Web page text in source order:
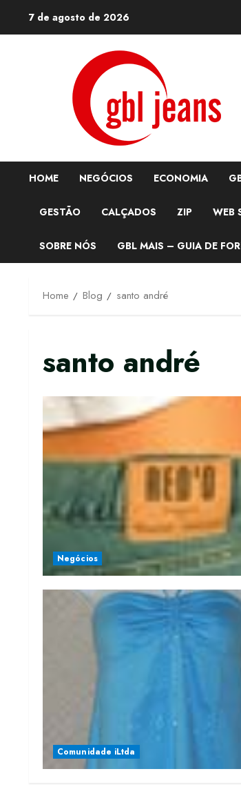
7 de agosto de 2026
HOME NEGÓCIOS ECONOMIA
GESTÃO CALÇADOS ZIP WEB
SOBRE NÓS GBL MAIS – GUIA DE
Home Blog santo andré
santo andré
Negócios
Comunidade iLtda